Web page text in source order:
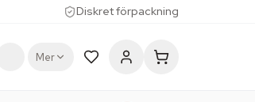
Diskret förpackning
Mer